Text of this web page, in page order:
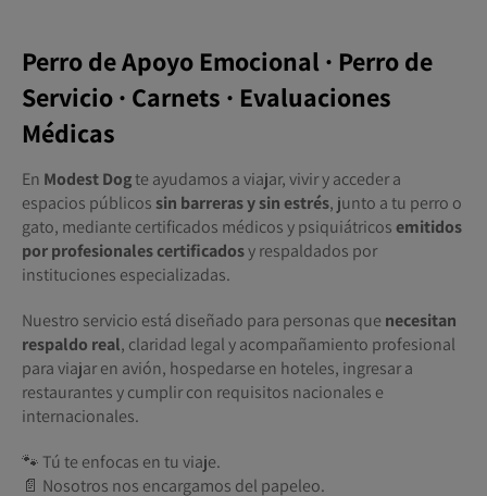
Perro de Apoyo Emocional · Perro de
Servicio · Carnets · Evaluaciones
Médicas
En Modest Dogte ayudamos a viajar, vivir y acceder a
espacios públicos sin barreras y sin estrés, junto a tu perro o
gato, mediante certificados médicos y psiquiátricosemitidos
por profesionales certificadosy respaldados por
instituciones especializadas.
Nuestro servicio está diseñado para personas que necesitan
respaldo real, claridad legal y acompañamiento profesional
para viajar en avión, hospedarse en hoteles, ingresar a
restaurantes y cumplir con requisitos nacionales e
internacionales.
🐾 Tú te enfocas en tu viaje.
📄 Nosotros nos encargamos del papeleo.